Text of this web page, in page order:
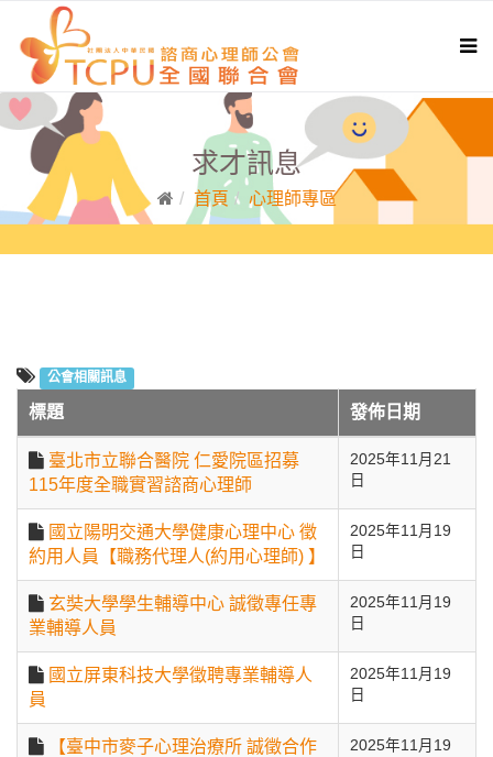
求才訊息
首頁 心理師專區
公會相關訊息
標題 發佈日期
臺北市立聯合醫院 仁愛院區招募
115年度全職實習諮商心理師
2025年11月21
日
國立陽明交通大學健康心理中心 徵
約用人員【職務代理人(約用心理師) 】
2025年11月19
日
玄奘大學學生輔導中心 誠徵專任專
業輔導人員
2025年11月19
日
國立屏東科技大學徵聘專業輔導人
員
2025年11月19
日
【臺中市麥子心理治療所 誠徵合作
2025年11月19